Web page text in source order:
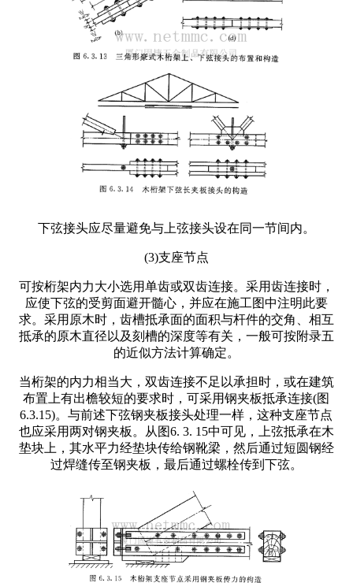
下弦接头应尽量避免与上弦接头设在同一节间内。
(3)支座节点
可按桁架内力大小选用单齿或双齿连接。采用齿连接时，
应使下弦的受剪面避开髓心，并应在施工图中注明此要
求。采用原木时，齿槽抵承面的面积与杆件的交角、相互
抵承的原木直径以及刻槽的深度等有关，一般可按附录五
的近似方法计算确定。
当桁架的内力相当大，双齿连接不足以承担时，或在建筑
布置上有出檐较短的要求时，可采用钢夹板抵承连接(图
6.3.15)。与前述下弦钢夹板接头处理一样，这种支座节点
也应采用两对钢夹板。从图6. 3. 15中可见，上弦抵承在木
垫块上，其水平力经垫块传给钢靴梁，然后通过短圆钢经
过焊缝传至钢夹板，最后通过螺栓传到下弦。